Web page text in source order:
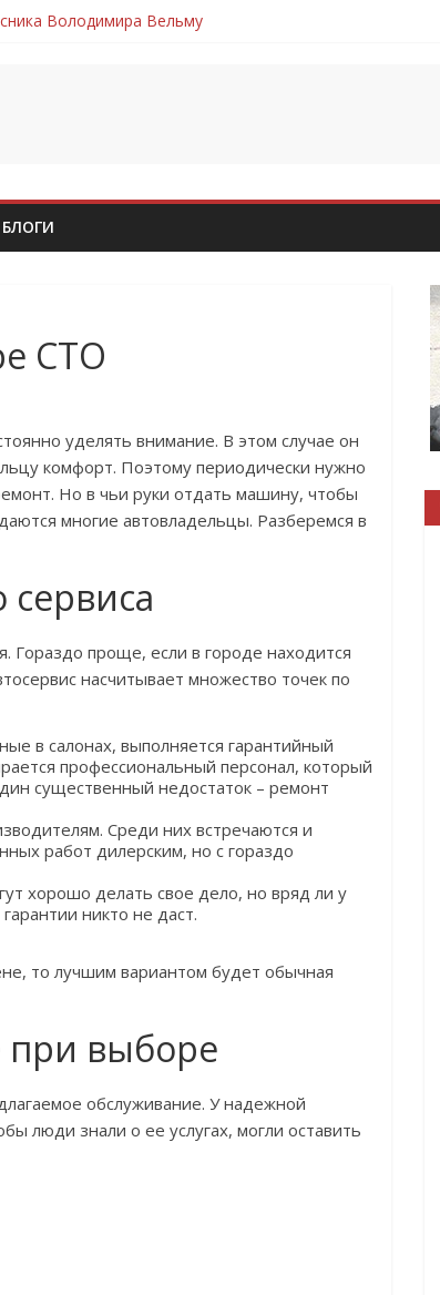
Володимира Вельму
повертається воїн Володимир Паламарчук
загинув захисник Юрій Пушкар з Тернопільщини
Дмитро Березко з Тернопільщини
БЛОГИ
СТО
уделять внимание. В этом случае он
комфорт. Поэтому периодически нужно
Но в чьи руки отдать машину, чтобы
многие автовладельцы. Разберемся в
Гораздо проще, если в городе находится
насчитывает множество точек по
в салонах, выполняется гарантийный
профессиональный персонал, который
существенный недостаток – ремонт
Среди них встречаются и
работ дилерским, но с гораздо
хорошо делать свое дело, но вряд ли у
никто не даст.
то лучшим вариантом будет обычная
при выборе
обслуживание. У надежной
люди знали о ее услугах, могли оставить